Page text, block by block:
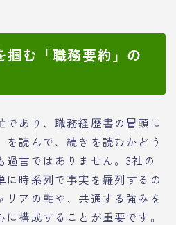
掴む「職務要約」の
であり、職務経歴書の冒頭に
を読んで、続きを読むかどう
過言ではありません。3社の
に時系列で事実を羅列するの
リアの軸や、共通する強みを
構成することが重要です。